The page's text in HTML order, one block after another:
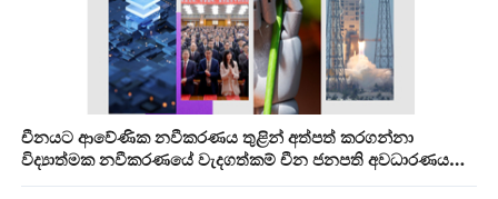
චීනයට ආවේණික නවීකරණය තුළින් අත්පත් කරගන්නා
විද්‍යාත්මක නවීකරණයේ වැදගත්කම් චීන ජනපති අවධාරණය